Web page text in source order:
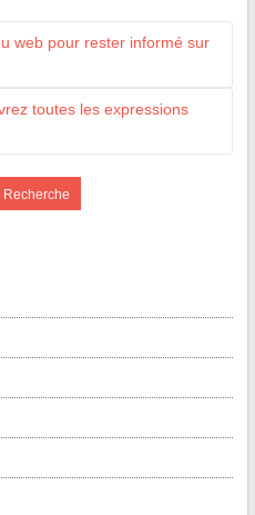
web pour rester informé sur
toutes les expressions
Recherche